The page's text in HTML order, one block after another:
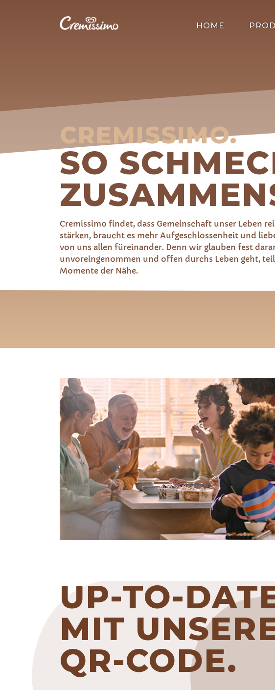
HOME
CREMISSIMO.
SO
Cremissimo findet, dass Gemeinschaft unser Leben
stärken, braucht es mehr Aufgeschlossenheit und
von uns allen füreinander. Denn wir glauben fest
unvoreingenommen und offen durchs Leben geht,
Momente der Nähe.
UP-TO-
MIT
QR-CODE.